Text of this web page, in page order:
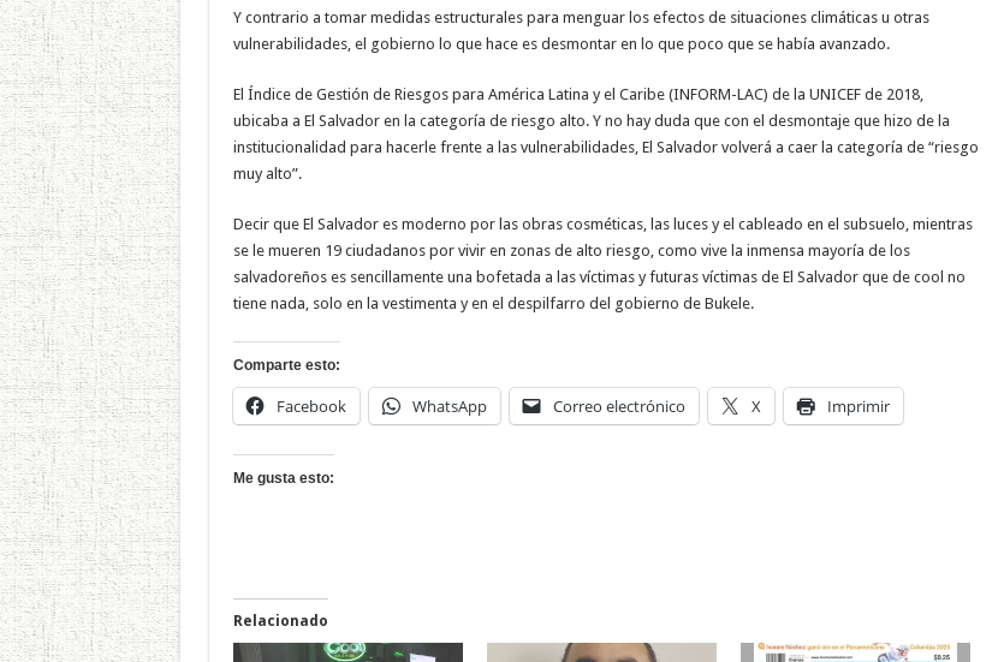
Y contrario a tomar medidas estructurales para menguar los efectos de situaciones climáticas u otras
vulnerabilidades, el gobierno lo que hace es desmontar en lo que poco que se había avanzado.
El Índice de Gestión de Riesgos para América Latina y el Caribe (INFORM-LAC) de la UNICEF de 2018,
ubicaba a El Salvador en la categoría de riesgo alto. Y no hay duda que con el desmontaje que hizo de la
institucionalidad para hacerle frente a las vulnerabilidades, El Salvador volverá a caer la categoría de “riesgo
muy alto”.
Decir que El Salvador es moderno por las obras cosméticas, las luces y el cableado en el subsuelo, mientras
se le mueren 19 ciudadanos por vivir en zonas de alto riesgo, como vive la inmensa mayoría de los
salvadoreños es sencillamente una bofetada a las víctimas y futuras víctimas de El Salvador que de cool no
tiene nada, solo en la vestimenta y en el despilfarro del gobierno de Bukele.
Comparte esto:
Facebook WhatsApp Correo electrónico X Imprimir
Me gusta esto:
Relacionado